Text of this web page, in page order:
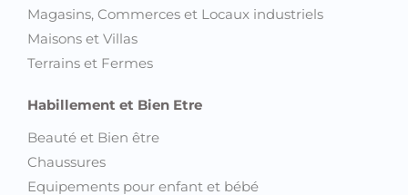
Magasins, Commerces et Locaux industriels
Maisons et Villas
Terrains et Fermes
Habillement et Bien Etre
Beauté et Bien être
Chaussures
Equipements pour enfant et bébé